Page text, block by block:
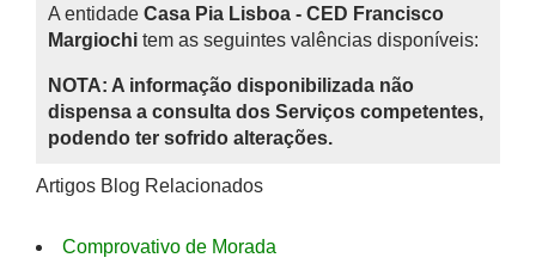
A entidade Casa Pia Lisboa - CED Francisco
Margiochi tem as seguintes valências disponíveis:
NOTA: A informação disponibilizada não
dispensa a consulta dos Serviços competentes,
podendo ter sofrido alterações.
Artigos Blog Relacionados
Comprovativo de Morada